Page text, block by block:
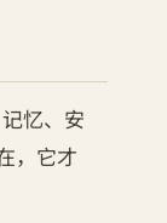
记忆、安
，它才